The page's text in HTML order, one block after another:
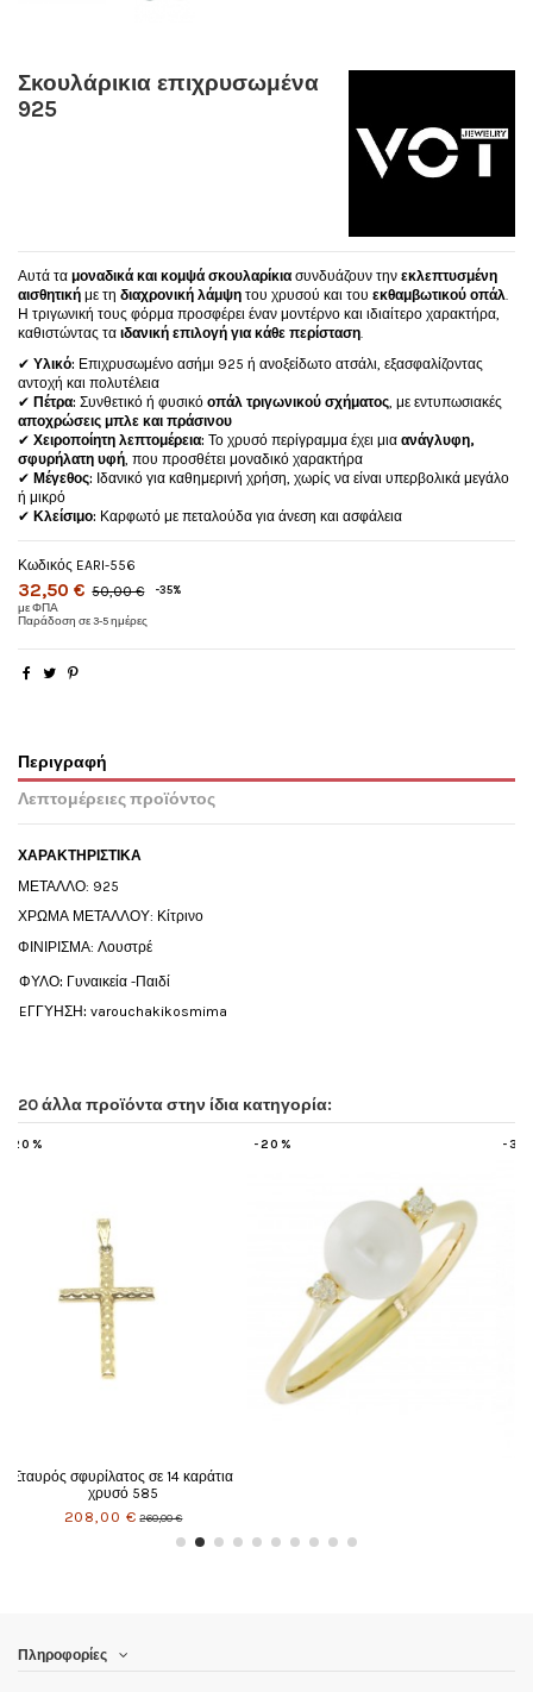
Σκουλάρικια επιχρυσωμένα
925
Αυτά τα μοναδικά και κομψά σκουλαρίκια συνδυάζουν την εκλεπτυσμένη
αισθητική με τη διαχρονική λάμψη του χρυσού και του εκθαμβωτικού οπάλ.
Η τριγωνική τους φόρμα προσφέρει έναν μοντέρνο και ιδιαίτερο χαρακτήρα,
καθιστώντας τα ιδανική επιλογή για κάθε περίσταση.
✔ Υλικό: Επιχρυσωμένο ασήμι 925 ή ανοξείδωτο ατσάλι, εξασφαλίζοντας
αντοχή και πολυτέλεια
✔ Πέτρα: Συνθετικό ή φυσικό οπάλ τριγωνικού σχήματος , με εντυπωσιακές
αποχρώσεις μπλε και πράσινου
✔ Χειροποίητη λεπτομέρεια: Το χρυσό περίγραμμα έχει μια ανάγλυφη,
σφυρήλατη υφή , που προσθέτει μοναδικό χαρακτήρα
✔ Μέγεθος: Ιδανικό για καθημερινή χρήση, χωρίς να είναι υπερβολικά μεγάλο
ή μικρό
✔ Κλείσιμο: Καρφωτό με πεταλούδα για άνεση και ασφάλεια
Κωδικός EARI-556
32,50 € 50,00 € -35%
με ΦΠΑ
Παράδοση σε 3-5 ημέρες
Περιγραφή
Λεπτομέρειες προϊόντος
ΧΑΡΑΚΤΗΡΙΣΤΙΚΑ
ΜΕΤΑΛΛΟ: 925
ΧΡΩΜΑ ΜΕΤΑΛΛΟΥ: Κίτρινο
ΦΙΝΙΡΙΣΜΑ: Λουστρέ
ΦΥΛΟ: Γυναικεία -Παιδί
EΓΓΥΗΣΗ: varouchakikosmima
20 άλλα προϊόντα στην ίδια κατηγορία:
-35% -20%
Πληροφορίες